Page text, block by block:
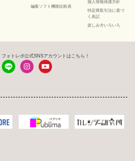
編集ソフト機能比較表
個人情報保護方針
特定商取引法に基づ
く表記
楽しみ方いろいろ
フォトレボ公式SNSアカウントはこちら！